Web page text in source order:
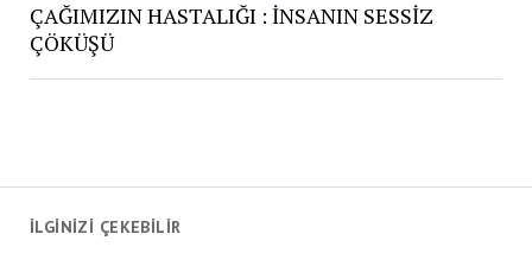
İLGİNİZİ ÇEKEBİLİR
ÇAĞIMIZIN HASTALIĞI : İNSANIN SESSİZ
ÇÖKÜŞÜ